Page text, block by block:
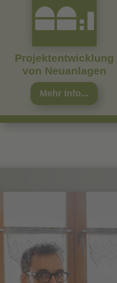
Projektentwicklung
von Neuanlagen
Mehr Info...